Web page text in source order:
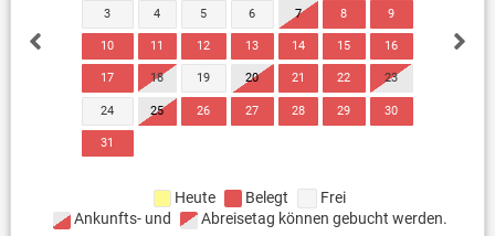
3 4 5 6 7 8 9
10 11 12 13 14 15 16
17 18 19 20 21 22 23
24 25 26 27 28 29 30
31
Heute Belegt
Frei
Ankunfts- und
Abreisetag können gebucht werden.